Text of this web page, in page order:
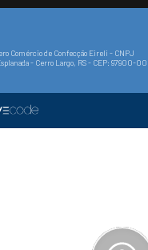
Comércio de Confecção Eireli - CNPJ
- Cerro Largo, RS - CEP: 97900-